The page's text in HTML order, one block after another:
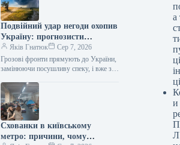
Подвійний удар негоди охопив
Україну: прогнозисти
попереджають і вказують
найризикованіші дні (карта)
Яків Гнатюк
Сер 7, 2026
Грозові фронти прямують до України,
замінюючи посушливу спеку, і вже з 8
температури з більшості регіонів.…
Схованки в київському
метро: причини, чому
а
ці
и